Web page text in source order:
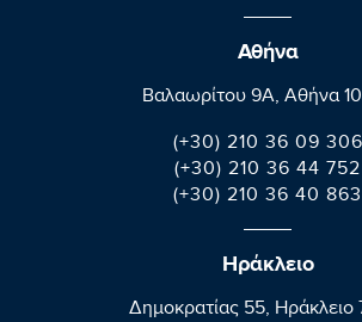
Αθήνα
Βαλαωρίτου 9A, Aθήνα
(+30) 210 36 09 306
(+30) 210 36 44 752
(+30) 210 36 40 863
Ηράκλειο
Δημοκρατίας 55, Ηράκλειο